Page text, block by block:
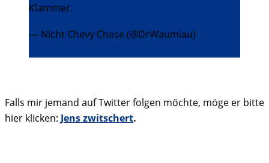
Klammer.
— Nicht Chevy Chase (@DrWaumiau)
Falls mir jemand auf Twitter folgen möchte, möge er bitte
hier klicken: Jens zwitschert.